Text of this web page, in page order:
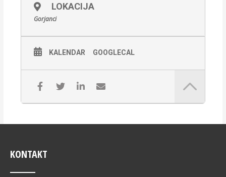
LOKACIJA
Gorjanci
KALENDAR GOOGLECAL
KONTAKT